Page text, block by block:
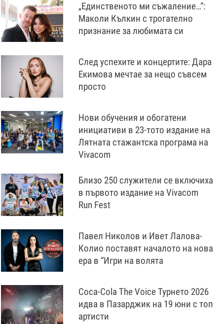
„Единственото ми съжаление…“:
Маколи Кълкин с трогателно
признание за любимата си
След успехите и концертите: Дара
Екимова мечтае за нещо съвсем
просто
Нови обучения и обогатени
инициативи в 23-тото издание на
Лятната стажантска програма на
Vivacom
Близо 250 служители се включиха
в първото издание на Vivacom
Run Fest
Павел Николов и Ивет Лалова-
Колио поставят началото на нова
ера в “Игри на волята
Coca-Cola The Voice Турнето 2026
идва в Пазарджик на 19 юни с топ
артисти